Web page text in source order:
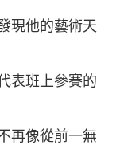
現他的藝術天
表班上參賽的
再像從前一無